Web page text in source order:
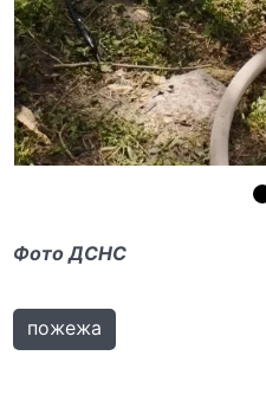
Фото ДСНС
пожежа